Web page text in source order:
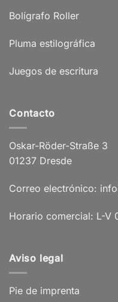
Bolígrafo Roller
Pluma estilográfica
Juegos de escritura
Contacto
Oskar-Röder-Straße 3
01237 Dresde
Correo electrónico:
Horario comercial: L-V
Aviso legal
Pie de imprenta